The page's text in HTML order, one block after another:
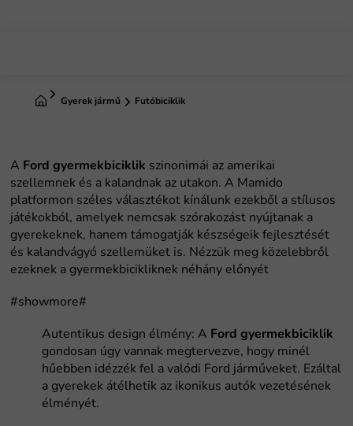
Kezdőlap
Gyerek jármű Futóbiciklik
A Ford gyermekbiciklik szinonimái az amerikai
szellemnek és a kalandnak az utakon. A Mamido
platformon széles választékot kínálunk ezekből a stílusos
játékokból, amelyek nemcsak szórakozást nyújtanak a
gyerekeknek, hanem támogatják készségeik fejlesztését
és kalandvágyó szellemüket is. Nézzük meg közelebbről
ezeknek a gyermekbicikliknek néhány előnyét
#showmore#
Autentikus design élmény: A Ford gyermekbiciklik
gondosan úgy vannak megtervezve, hogy minél
hűebben idézzék fel a valódi Ford járműveket. Ezáltal
a gyerekek átélhetik az ikonikus autók vezetésének
élményét.